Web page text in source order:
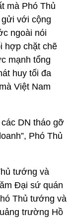
mà Phó Thủ
với cộng
ngoài nói
hợp chặt chẽ
mạnh tổng
huy tối đa
Việt Nam
DN tháo gỡ
Phó Thủ
tướng và
Đại sứ quán
Thủ tướng và
trường Hồ